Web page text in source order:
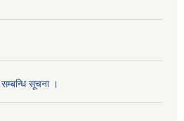
सम्बन्धि सूचना ।